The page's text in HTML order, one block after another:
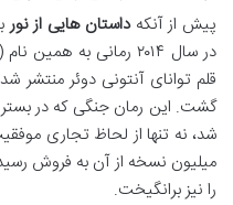
پیش از آنکهداستان هایی از نور
قلم توانای آنتونی دوئر منتشر
گشت. این رمان جنگی که در
میلیون نسخه از آن به فروش
را نیز برانگیخت.